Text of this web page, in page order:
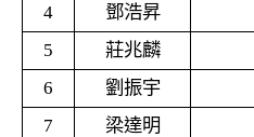
4
鄧浩昇
5
莊兆麟
6
劉振宇
7
梁達明